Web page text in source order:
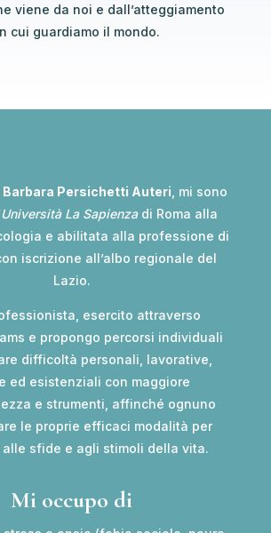
viene da noi e dall’atteggiamento
cui guardiamo il mondo.
Barbara Persichetti Auteri , mi sono
Università La Sapienzadi Roma alla
e abilitata alla professione di
iscrizione all’albo regionale del
Lazio.
esercito attraverso
e propongo percorsi individuali
difficoltà personali, lavorative,
ed esistenziali con maggiore
e strumenti, affinché ognuno
le proprie efficaci modalità per
alle sfide e agli stimoli della vita.
Mi occupo di